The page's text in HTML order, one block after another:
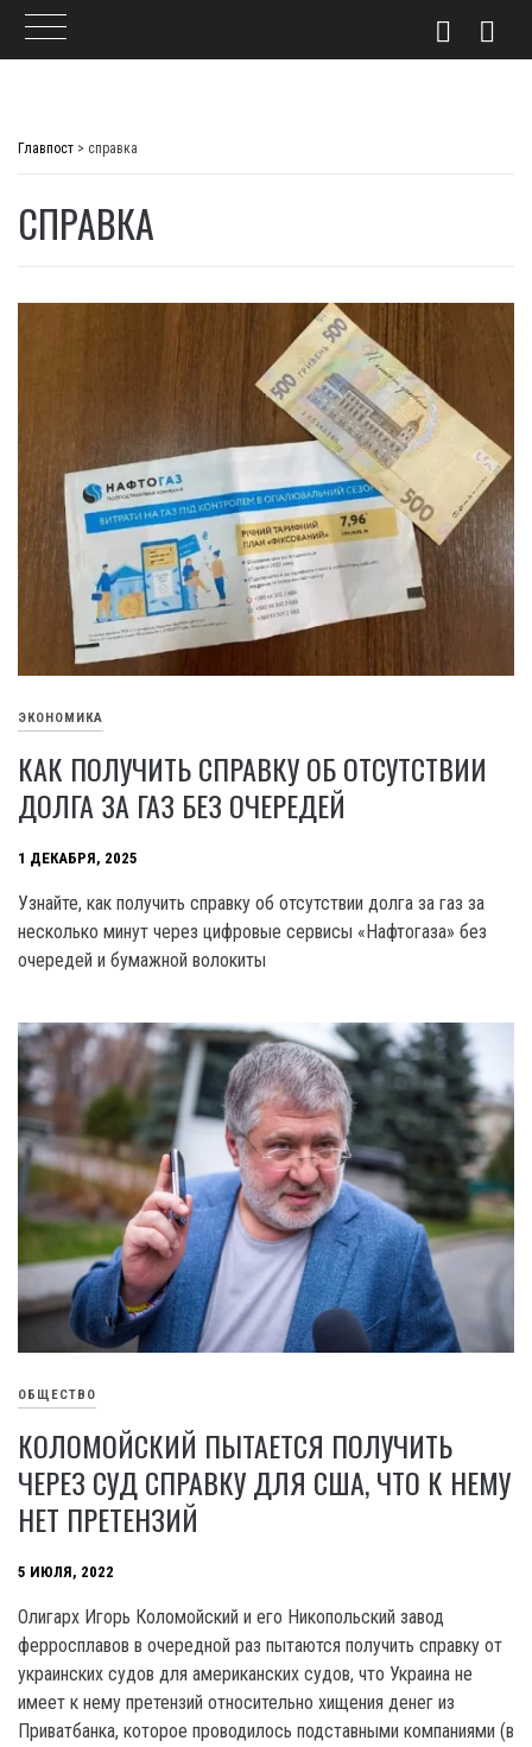
Главпост > справка
СПРАВКА
ЭКОНОМИКА
КАК ПОЛУЧИТЬ СПРАВКУ ОБ ОТСУТСТВИИ
ДОЛГА ЗА ГАЗ БЕЗ ОЧЕРЕДЕЙ
1 ДЕКАБРЯ, 2025
Узнайте, как получить справку об отсутствии долга за газ за
несколько минут через цифровые сервисы «Нафтогаза» без
очередей и бумажной волокиты
ОБЩЕСТВО
КОЛОМОЙСКИЙ ПЫТАЕТСЯ ПОЛУЧИТЬ
ЧЕРЕЗ СУД СПРАВКУ ДЛЯ США, ЧТО К НЕМУ
НЕТ ПРЕТЕНЗИЙ
5 ИЮЛЯ, 2022
Олигарх Игорь Коломойский и его Никопольский завод
ферросплавов в очередной раз пытаются получить справку от
украинских судов для американских судов, что Украина не
имеет к нему претензий относительно хищения денег из
Приватбанка, которое проводилось подставными компаниями (в